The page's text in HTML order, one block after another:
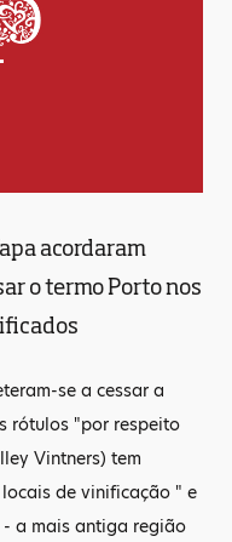
acordaram
termo Porto nos
se a cessar a
rótulos "por respeito
Vintners) tem
de vinificação " e
a mais antiga região